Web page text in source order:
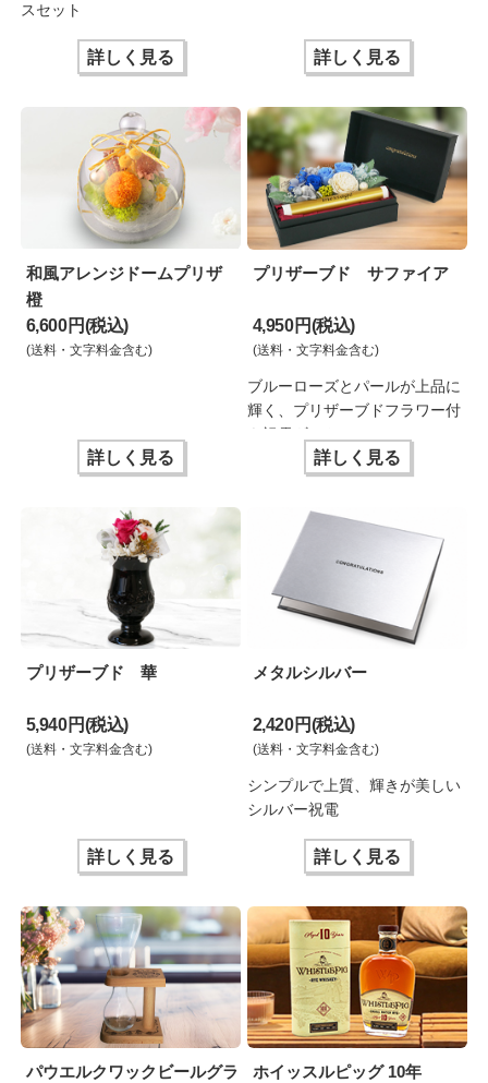
スセット
詳しく見る 詳しく見る
和風アレンジドームプリザ
橙
6,600 円(税込)
(送料・文字料金含む)
詳しく見る
プリザーブド サファイア
4,950 円(税込)
(送料・文字料金含む)
ブルーローズとパールが上品に
輝く、プリザーブドフラワー付
き祝電ギフト
詳しく見る
プリザーブド 華
5,940 円(税込)
(送料・文字料金含む)
詳しく見る
メタルシルバー
2,420 円(税込)
(送料・文字料金含む)
シンプルで上質、輝きが美しい
シルバー祝電
詳しく見る
パウエルクワックビールグラ
ホイッスルピッグ 10年